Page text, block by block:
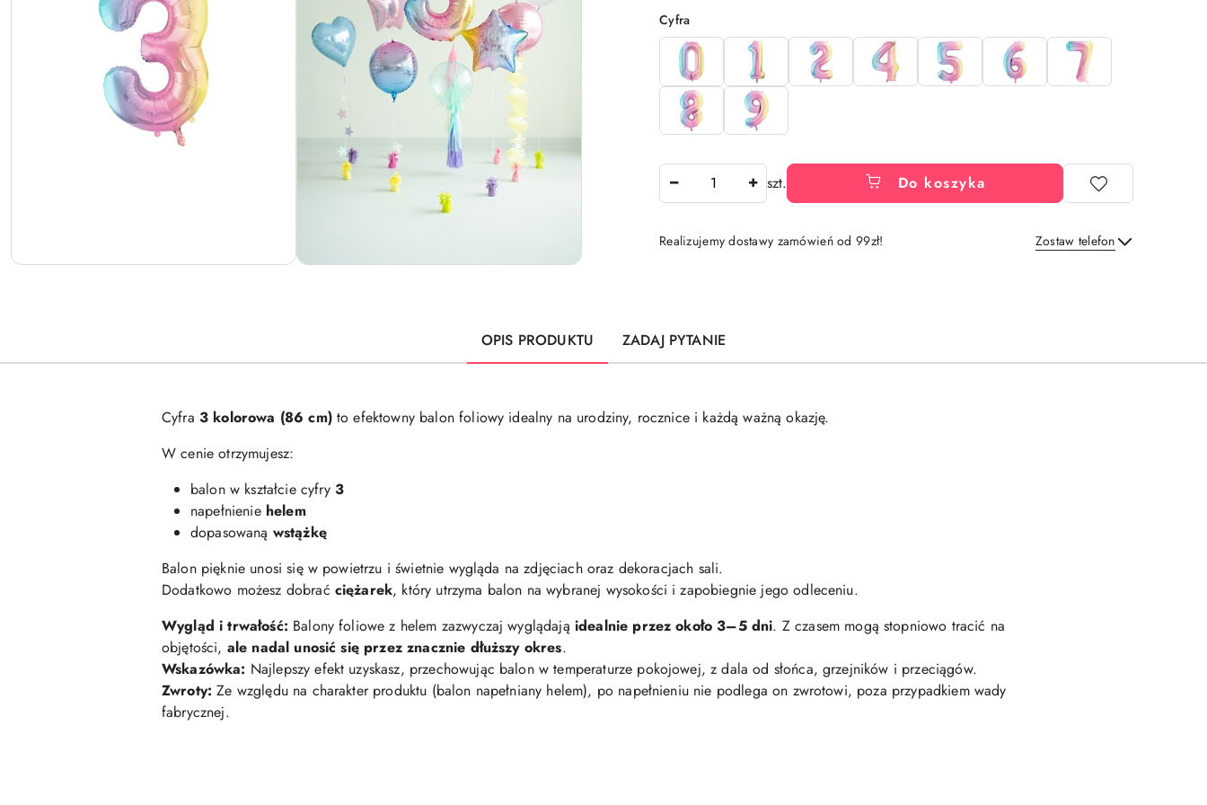
Wariant
Cyfra
szt. Do koszyka
Realizujemy dostawy zamówień od 99zł! Zostaw telefon
dostawa
OPIS PRODUKTU ZADAJ PYTANIE
Cyfra 3 kolorowa (86 cm)to efektowny balon foliowy idealny na urodziny, rocznice i każdą ważną okazję.
W cenie otrzymujesz:
balon w kształcie cyfry3
napełnienie helem
dopasowaną wstążkę
Balon pięknie unosi się w powietrzu i świetnie wygląda na zdjęciach oraz dekoracjach sali.
Dodatkowo możesz dobrać ciężarek, który utrzyma balon na wybranej wysokości i zapobiegnie jego odleceniu.
Wygląd i trwałość: Balony foliowe z helem zazwyczaj wyglądają idealnie przez około 3–5 dni. Z czasem mogą stopniowo tracić na
objętości, ale nadal unosić się przez znacznie dłuższy okres.
Wskazówka: Najlepszy efekt uzyskasz, przechowując balon w temperaturze pokojowej, z dala od słońca, grzejników i przeciągów.
Zwroty: Ze względu na charakter produktu (balon napełniany helem), po napełnieniu nie podlega on zwrotowi, poza przypadkiem wady
fabrycznej.